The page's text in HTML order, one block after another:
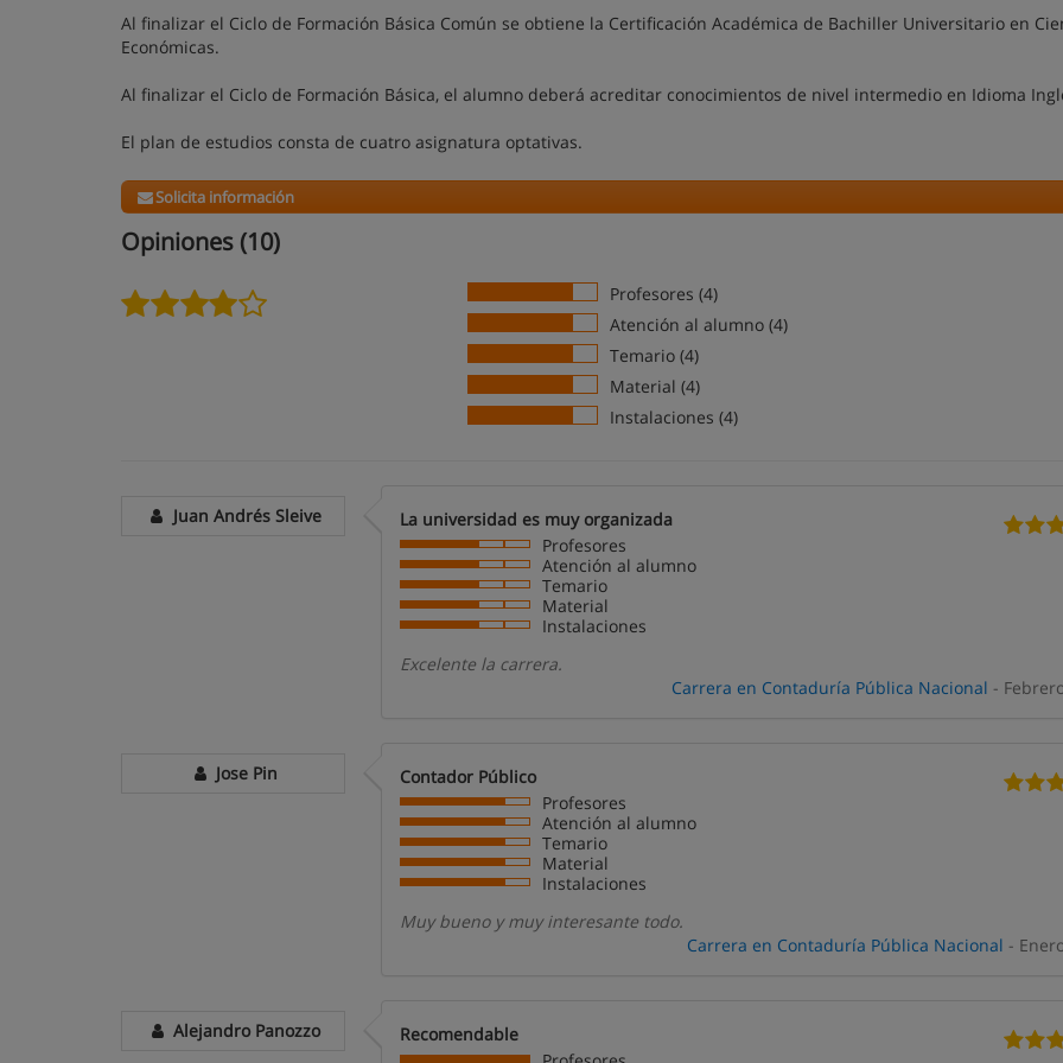
Al finalizar el Ciclo de Formación Básica Común se obtiene la Certificación Académica de Bachiller Universitario en
Económicas.
Al finalizar el Ciclo de Formación Básica, el alumno deberá acreditar conocimientos de nivel intermedio en Idioma
El plan de estudios consta de cuatro asignatura optativas.
Solicita información
Opiniones (10)
Profesores (4)
Atención al alumno (4)
Temario (4)
Material (4)
Instalaciones (4)
Juan Andrés Sleive
La universidad es muy organizada
Profesores
Atención al alumno
Temario
Material
Instalaciones
Excelente la carrera.
Carrera en Contaduría Pública Nacional -
Jose Pin
Contador Público
Profesores
Atención al alumno
Temario
Material
Instalaciones
Muy bueno y muy interesante todo.
Carrera en Contaduría Pública Nacional -
Alejandro Panozzo
Recomendable